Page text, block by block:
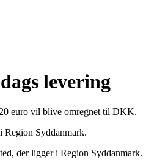
levering
euro vil blive omregnet til DKK.
Region Syddanmark.
der ligger i Region Syddanmark.